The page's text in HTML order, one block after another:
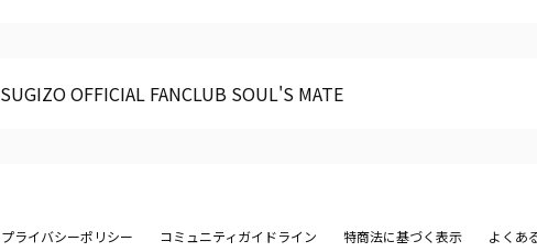
SUGIZO OFFICIAL FANCLUB SOUL'S MATE
プライバシーポリシー コミュニティガイドライン 特商法に基づく表示 よくあ